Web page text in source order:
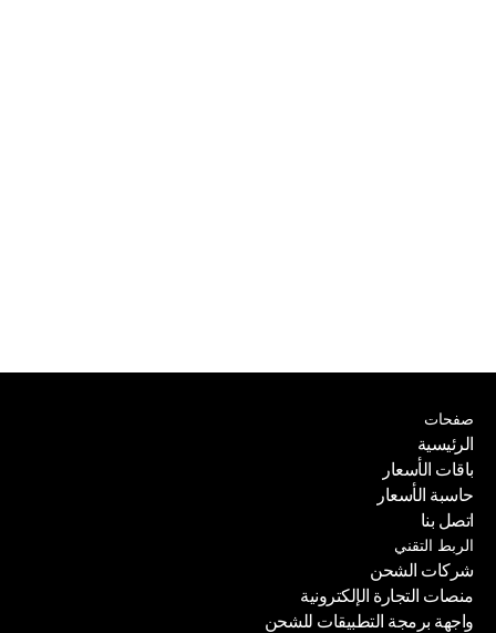
صفحات
الرئيسية
الرئيسية
باقات الأسعار
باقات الأسعار
حاسبة الأسعار
حاسبة الأسعار
اتصل بنا
اتصل بنا
الربط التقني
شركات الشحن
شركات الشحن
منصات التجارة الإلكترونية
منصات التجارة الإلكترونية
واجهة برمجة التطبيقات للشحن